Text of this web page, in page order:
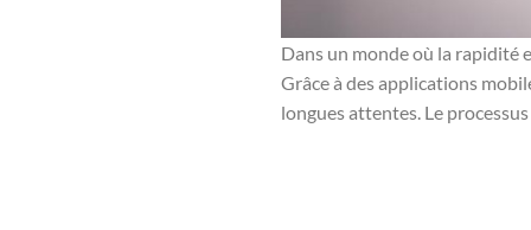
Dans un monde où la rapidité
Grâce à des applications
longues attentes. Le